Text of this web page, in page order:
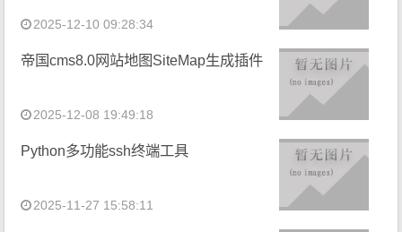
2025-12-10 09:28:34
帝国cms8.0网站地图SiteMap生成插件
2025-12-08 19:49:18
Python多功能ssh终端工具
2025-11-27 15:58:11